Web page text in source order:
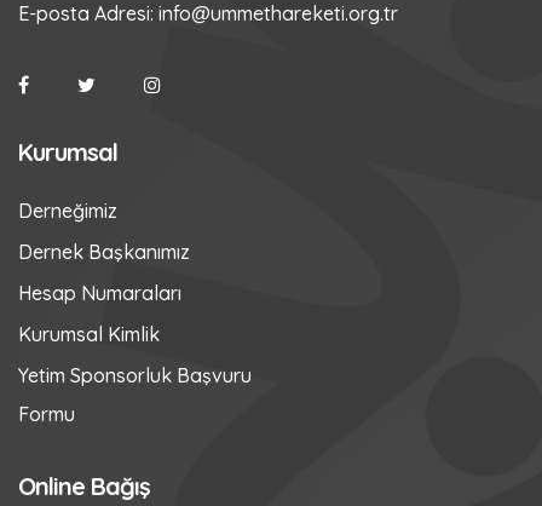
E-posta Adresi: info@ummethareketi.org.tr
Kurumsal
Derneğimiz
Dernek Başkanımız
Hesap Numaraları
Kurumsal Kimlik
Yetim Sponsorluk Başvuru
Formu
Online Bağış